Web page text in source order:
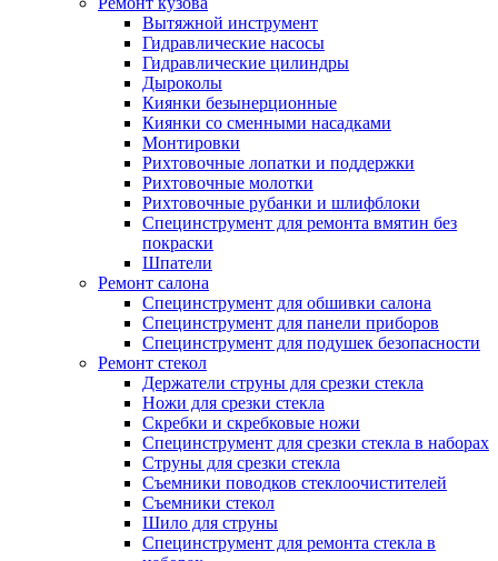
Вытяжной инструмент
Гидравлические насосы
Гидравлические цилиндры
Дыроколы
Киянки безынерционные
Киянки со сменными насадками
Монтировки
Рихтовочные лопатки и поддержки
Рихтовочные молотки
Рихтовочные рубанки и шлифблоки
Специнструмент для ремонта вмятин без
покраски
Шпатели
Ремонт салона
Специнструмент для обшивки салона
Специнструмент для панели приборов
Специнструмент для подушек безопасности
Ремонт стекол
Держатели струны для срезки стекла
Ножи для срезки стекла
Скребки и скребковые ножи
Специнструмент для срезки стекла в наборах
Струны для срезки стекла
Съемники поводков стеклоочистителей
Съемники стекол
Шило для струны
Специнструмент для ремонта стекла в